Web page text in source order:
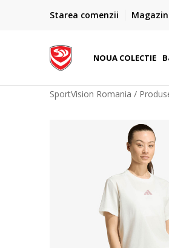
Starea comenzii
Plateste cu cardul in
NOUA COLECTIE
SportVision Romania